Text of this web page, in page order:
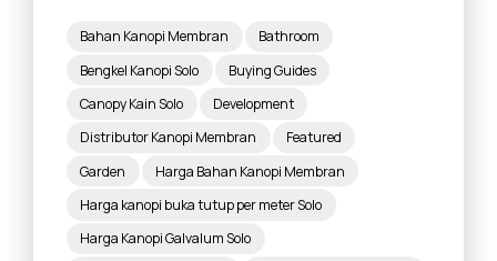
Bahan Kanopi Membran
Bathroom
Bengkel Kanopi Solo
Buying Guides
Canopy Kain Solo
Development
Distributor Kanopi Membran
Featured
Garden
Harga Bahan Kanopi Membran
Harga kanopi buka tutup per meter Solo
Harga Kanopi Galvalum Solo